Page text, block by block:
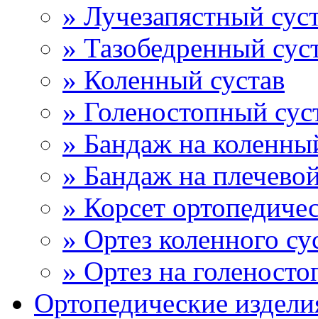
» Лучезапястный
» Тазобедренный
» Коленный сустав
» Голеностопный
» Бандаж на
» Бандаж на
» Корсет
» Ортез коленного
» Ортез на
Ортопедические